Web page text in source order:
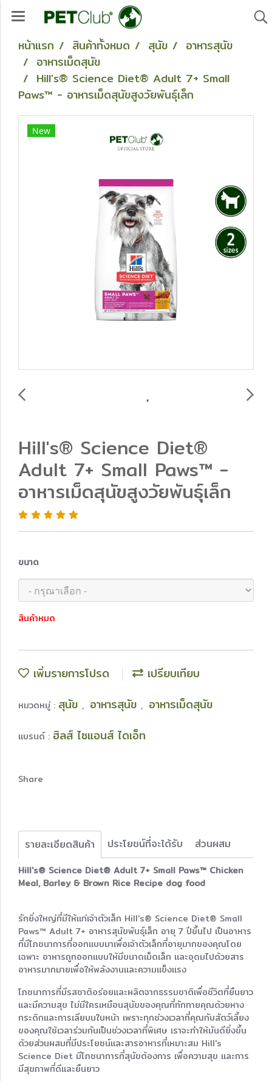
หน้าแรก สินค้าทั้งหมด สุนัข
อาหารสุนัข
อาหารเม็ดสุนัข
Hill's® Science Diet® Adult 7+ Small
Paws™ - อาหารเม็ดสุนัขสูงวัยพันธุ์เล็ก
New
Hill's® Science Diet®
Adult 7+ Small Paws™ -
อาหารเม็ดสุนัขสูงวัยพันธุ์เล็ก
ขนาด
สินค้าหมด
เพิ่มรายการโปรด เปรียบเทียบ
หมวดหมู่ : สุนัข , อาหารสุนัข , อาหารเม็ดสุนัข
แบรนด์ : ฮิลส์ ไซแอนส์ ไดเอ็ท
Share
รายละเอียดสินค้า ประโยชน์ที่จะได้รับ ส่วนผสม
Hill's® Science Diet® Adult 7+ Small Paws™ Chicken
Meal, Barley & Brown Rice Recipe dog food
รักยิ่งใหญ่ที่มีให้แก่เจ้าตัวเล็ก Hill's® Science Diet® Small
Paws™ Adult 7+ อาหารสุนัขพันธุ์เล็ก อายุ 7 ปีขึ้นไป เป็นอาหาร
ที่มีโภชนาการที่ออกแบบมาเพื่อเจ้าตัวเล็กที่อายุมากของคุณโดย
เฉพาะ อาหารถูกออกแบบให้มีขนาดเม็ดเล็ก และอุดมไปด้วยสาร
อาหารมากมายเพื่อให้พลังงานและความแข็งแรง
โภชนาการที่มีรสชาติอร่อยและผลิตจากธรรมชาติเพื่อชีวิตที่ยืนยาว
และมีความสุข ไม่มีใครเหมือนสุนัขของคุณที่ทักทายคุณด้วยหาง
กระดิกและการเลียบนใบหน้า เพราะทุกช่วงเวลาที่คุณกับสัตว์เลี้ยง
ของคุณใช้เวลาร่วมกันเป็นช่วงเวลาที่พิเศษ เราจะทำให้มันดียิ่งขึ้น
ด้วยส่วนผสมที่มีประโยชน์และสารอาหารที่เหมาะสม Hill's
Science Diet มีโภชนาการที่สุนัขต้องการ เพื่อความสุข และการ
มีสุขภาพที่ดีและยืนยาว